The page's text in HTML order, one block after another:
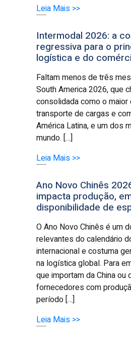
Leia Mais >>
Intermodal 2026: a
regressiva para o
logística e do
Faltam menos de três
South America 2026, que
consolidada como o
transporte de cargas e
América Latina, e um dos
mundo. […]
Leia Mais >>
Ano Novo Chinês
impacta produção,
disponibilidade de
O Ano Novo Chinês é um
relevantes do calendário
internacional e costuma
na logística global. Para
que importam da China ou
fornecedores com
período […]
Leia Mais >>